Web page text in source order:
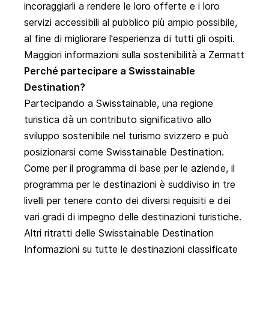
incoraggiarli a rendere le loro offerte e i loro
servizi accessibili al pubblico più ampio possibile,
al fine di migliorare l'esperienza di tutti gli ospiti.
Maggiori informazioni sulla sostenibilità a Zermatt
Perché partecipare a Swisstainable
Destination?
Partecipando a Swisstainable, una regione
turistica dà un contributo significativo allo
sviluppo sostenibile nel turismo svizzero e può
posizionarsi come Swisstainable Destination.
Come per il programma di base per le aziende, il
programma per le destinazioni è suddiviso in tre
livelli per tenere conto dei diversi requisiti e dei
vari gradi di impegno delle destinazioni turistiche.
Altri ritratti delle Swisstainable Destination
Informazioni su tutte le destinazioni classificate